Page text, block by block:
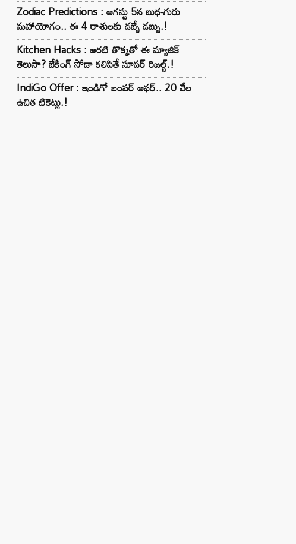
Zodiac Predictions : ఆగస్టు 5న బుధ-గురు
మహాయోగం.. ఈ 4 రాశులకు డబ్బే డబ్బు.!
Kitchen Hacks : అరటి తొక్కతో ఈ మ్యాజిక్
తెలుసా? బేకింగ్ సోడా కలిపితే సూపర్ రిజల్ట్.!
IndiGo Offer : ఇండిగో బంపర్ ఆఫర్.. 20 వేల
ఉచిత టికెట్లు.!